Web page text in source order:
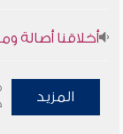
أخلاقنا أصالة
سلسلة محاضرات
المزيد